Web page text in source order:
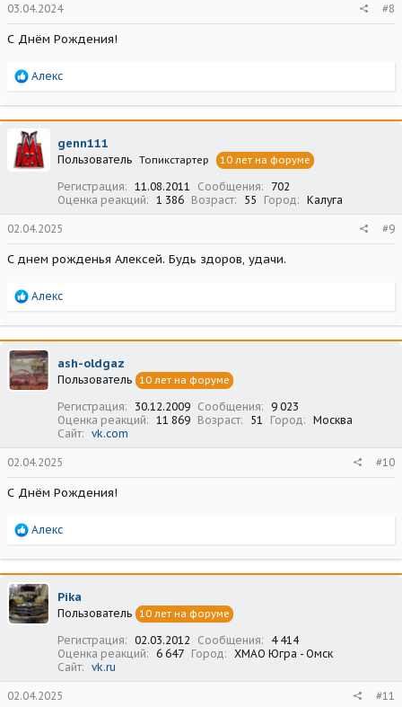
03.04.2024 #8
С Днём Рождения!
Р
а
к
ц
и
и
Алекс
genn111
Пользователь Топикстартер 10 лет на форуме
Регистрация 11.08.2011 Сообщения
702
Оценка реакций
1 386 Возраст 55 Город Калуга
02.04.2025 #9
С днем рожденья Алексей. Будь здоров, удачи.
Р
а
к
ц
и
и
Алекс
ash-oldgaz
Пользователь 10 лет на форуме
Регистрация 30.12.2009 Сообщения
9 023
Оценка реакций
11 869 Возраст 51 Город
Москва
Сайт
vk.com
02.04.2025 #10
С Днём Рождения!
Р
а
к
ц
и
и
Алекс
Pika
Пользователь 10 лет на форуме
Регистрация 02.03.2012 Сообщения
4 414
Оценка реакций
6 647 Город
ХМАО Югра - Омск
Сайт
vk.ru
02.04.2025 #11